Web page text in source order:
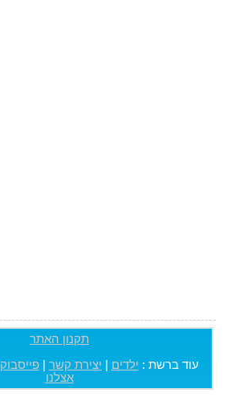
תקנון האתר
עוד ברשת : ילדים יצירת קשר |פייסבוק
אצלנו